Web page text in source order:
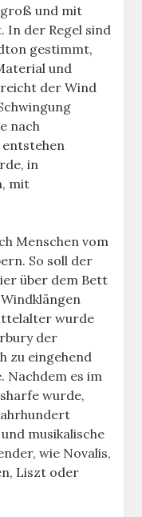
groß und mit
In der Regel sind
gestimmt,
und
der Wind
nach
in
mit
Menschen vom
So soll der
über dem Bett
wurde
der
zu eingehend
Nachdem es im
wurde,
musikalische
wie Novalis,
Liszt oder